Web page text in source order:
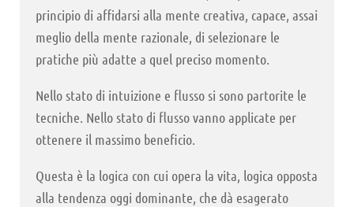
principio di affidarsi alla mente creativa, capace, assai
meglio della mente razionale, di selezionare le
pratiche più adatte a quel preciso momento.
Nello stato di intuizione e flusso si sono partorite le
tecniche. Nello stato di flusso vanno applicate per
ottenere il massimo beneficio.
Questa è la logica con cui opera la vita, logica opposta
alla tendenza oggi dominante, che dà esagerato